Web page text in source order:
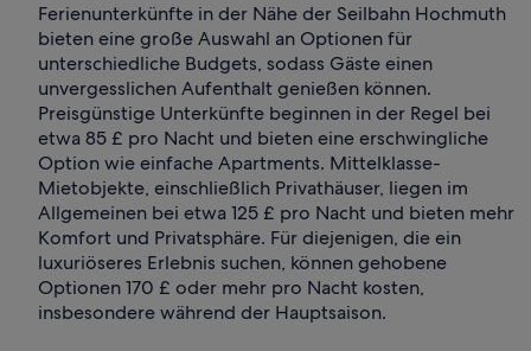
Ferienunterkünfte in der Nähe der Seilbahn Hochmuth
bieten eine große Auswahl an Optionen für
unterschiedliche Budgets, sodass Gäste einen
unvergesslichen Aufenthalt genießen können.
Preisgünstige Unterkünfte beginnen in der Regel bei
etwa 85 £ pro Nacht und bieten eine erschwingliche
Option wie einfache Apartments. Mittelklasse-
Mietobjekte, einschließlich Privathäuser, liegen im
Allgemeinen bei etwa 125 £ pro Nacht und bieten mehr
Komfort und Privatsphäre. Für diejenigen, die ein
luxuriöseres Erlebnis suchen, können gehobene
Optionen 170 £ oder mehr pro Nacht kosten,
insbesondere während der Hauptsaison.